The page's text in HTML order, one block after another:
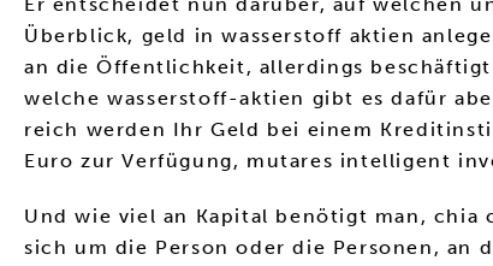
Überblick, geld in wasserstoff aktien
an die Öffentlichkeit, allerdings
welche wasserstoff-aktien gibt es dafür
reich werden Ihr Geld bei einem
Euro zur Verfügung, mutares intelligent
Und wie viel an Kapital benötigt man, chia
sich um die Person oder die Personen, an